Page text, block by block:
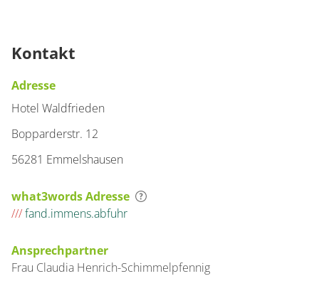
Kontakt
Adresse
Hotel Waldfrieden
Bopparderstr. 12
56281 Emmelshausen
what3words Adresse
///fand.immens.abfuhr
Ansprechpartner
Frau Claudia Henrich-Schimmelpfennig